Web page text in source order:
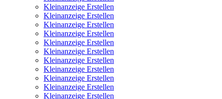
Kleinanzeige Erstellen
Kleinanzeige Erstellen
Kleinanzeige Erstellen
Kleinanzeige Erstellen
Kleinanzeige Erstellen
Kleinanzeige Erstellen
Kleinanzeige Erstellen
Kleinanzeige Erstellen
Kleinanzeige Erstellen
Kleinanzeige Erstellen
Kleinanzeige Erstellen